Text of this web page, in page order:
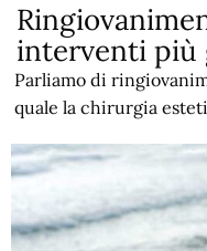
interventi più
Parliamo di
quale la chirurgia